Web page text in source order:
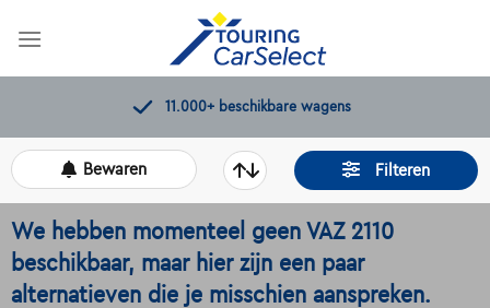
Kwaliteitscontroles door Touring
Filteren
Bewaren
We hebben momenteel geen VAZ 2110
beschikbaar, maar hier zijn een paar
alternatieven die je misschien aanspreken.